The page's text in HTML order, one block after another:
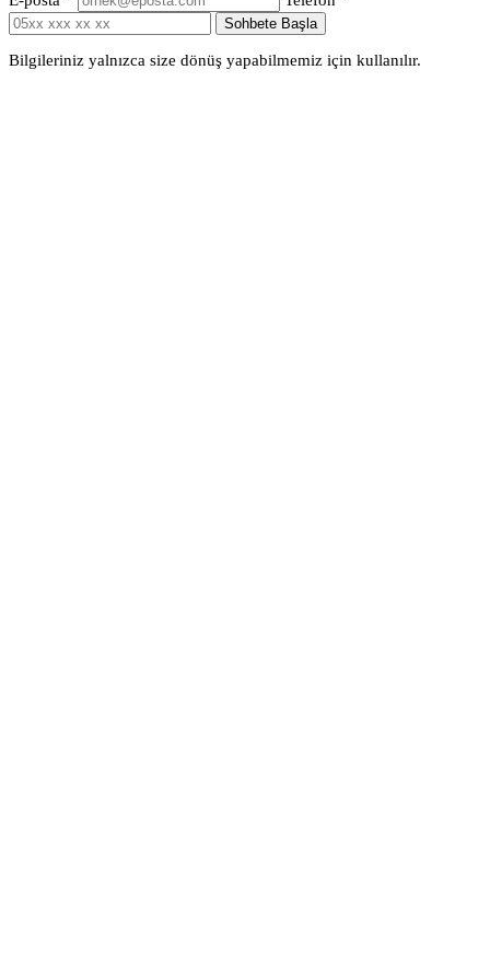
Sohbete Başla
Bilgileriniz yalnızca size dönüş yapabilmemiz için kullanılır.